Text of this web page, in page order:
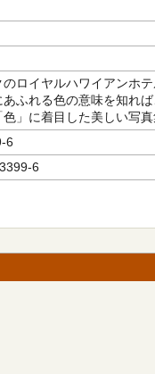
のロイヤルハワイアンホ
ふれる色の意味を知れ
色」に着目した美しい写
6
6